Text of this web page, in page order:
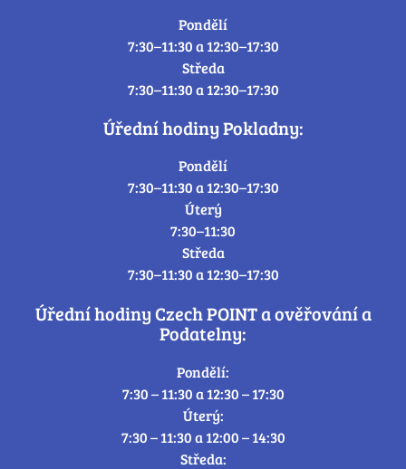
Pondělí
7:30–11:30 a 12:30–17:30
Středa
7:30–11:30 a 12:30–17:30
Úřední hodiny Pokladny:
Pondělí
7:30–11:30 a 12:30–17:30
Úterý
7:30–11:30
Středa
7:30–11:30 a 12:30–17:30
Úřední hodiny Czech POINT a ověřování a
Podatelny:
Pondělí:
7:30 – 11:30 a 12:30 – 17:30
Úterý:
7:30 – 11:30 a 12:00 – 14:30
Středa: